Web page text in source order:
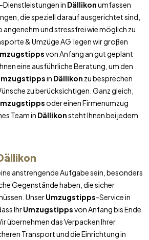
-Dienstleistungen in Dällikonumfassen
die speziell darauf ausgerichtet sind,
angenehm und stressfrei wie möglich zu
& Umzüge AG legen wir großen
von Anfang an gut geplant
eine ausführliche Beratung, um den
in Dällikon zu besprechen
zu berücksichtigen. Ganz gleich,
oder einen Firmenumzug
Team in Dällikonsteht Ihnen bei jedem
anstrengende Aufgabe sein, besonders
Gegenstände haben, die sicher
UnserUmzugstipps-Service in
IhrUmzugstippsvon Anfang bis Ende
übernehmen das Verpacken Ihrer
Transport und die Einrichtung in